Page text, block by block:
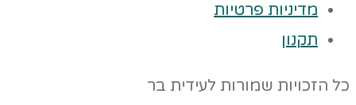
מדיניות פרטיות
תקנון
כל הזכויות שמורות לעידית בר